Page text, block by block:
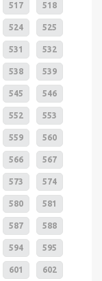
517 518
524 525
531 532
538 539
545 546
552 553
559 560
566 567
573 574
580 581
587 588
594 595
601 602